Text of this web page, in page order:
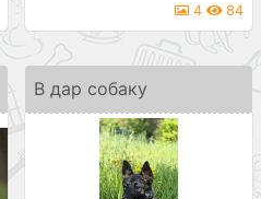
4 84
В дар собаку